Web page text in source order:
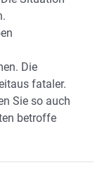
Die
fataler.
Sie so auch
betroffe